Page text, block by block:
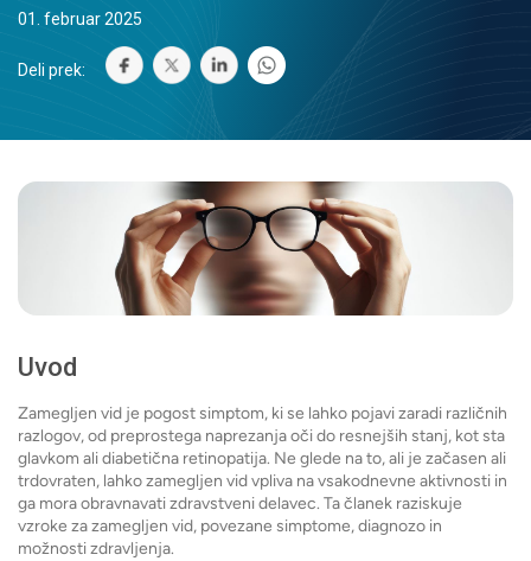
01. februar 2025
Deli prek:
Uvod
Zamegljen vid je pogost simptom, ki se lahko pojavi zaradi različnih
razlogov, od preprostega naprezanja oči do resnejših stanj, kot sta
glavkom ali diabetična retinopatija. Ne glede na to, ali je začasen ali
trdovraten, lahko zamegljen vid vpliva na vsakodnevne aktivnosti in
ga mora obravnavati zdravstveni delavec. Ta članek raziskuje
vzroke za zamegljen vid, povezane simptome, diagnozo in
možnosti zdravljenja.